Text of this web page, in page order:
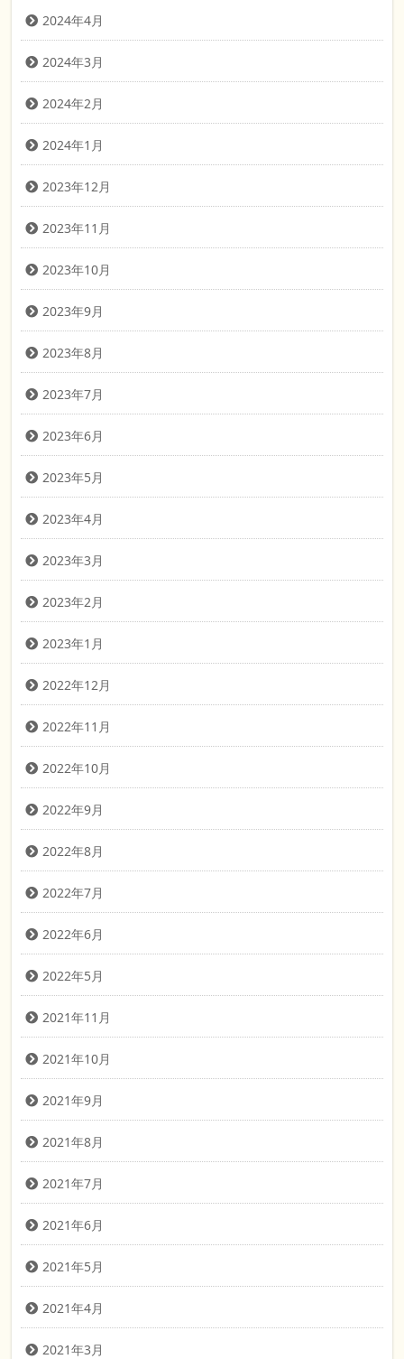
2024年4月
2024年3月
2024年2月
2024年1月
2023年12月
2023年11月
2023年10月
2023年9月
2023年8月
2023年7月
2023年6月
2023年5月
2023年4月
2023年3月
2023年2月
2023年1月
2022年12月
2022年11月
2022年10月
2022年9月
2022年8月
2022年7月
2022年6月
2022年5月
2021年11月
2021年10月
2021年9月
2021年8月
2021年7月
2021年6月
2021年5月
2021年4月
2021年3月